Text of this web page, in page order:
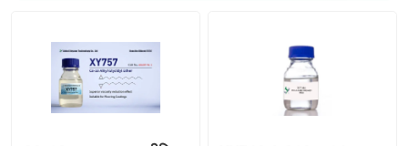
एलिल ग्लाइसीडिल ईथर